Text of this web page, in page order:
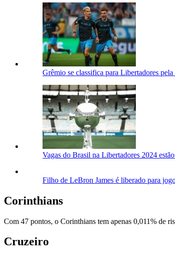
Grêmio se classifica para Libertadores pela
Vagas do Brasil na Libertadores 2024
Filho de LeBron James é liberado para
Corinthians
Com 47 pontos, o Corinthians tem apenas 0,011% de
Cruzeiro